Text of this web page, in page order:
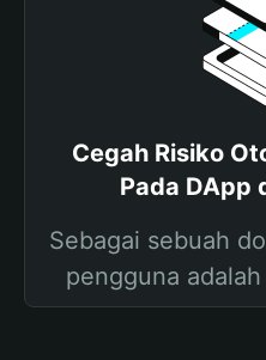
Cegah Risiko
Pada DApp
Sebagai sebuah
pengguna